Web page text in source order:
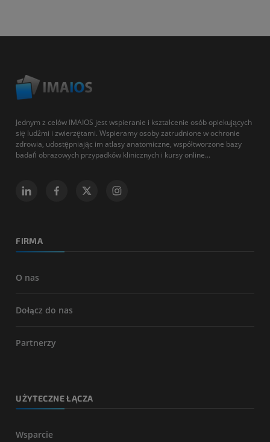
Jednym z celów IMAIOS jest wspieranie i kształcenie osób opiekujących
się ludźmi i zwierzętami. Wspieramy osoby zatrudnione w ochronie
zdrowia, udostępniając im atlasy anatomiczne, współtworzone bazy
badań obrazowych przypadków klinicznych i kursy online...
FIRMA
O nas
Dołącz do nas
Partnerzy
UŻYTECZNE ŁĄCZA
Wsparcie